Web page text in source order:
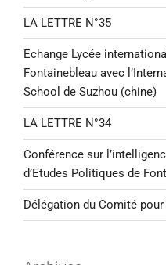
LA LETTRE N°35
Echange Lycée
Fontainebleau avec
School de Suzhou (chine)
LA LETTRE N°34
Conférence sur
d’Etudes Politiques de
Délégation du Comité